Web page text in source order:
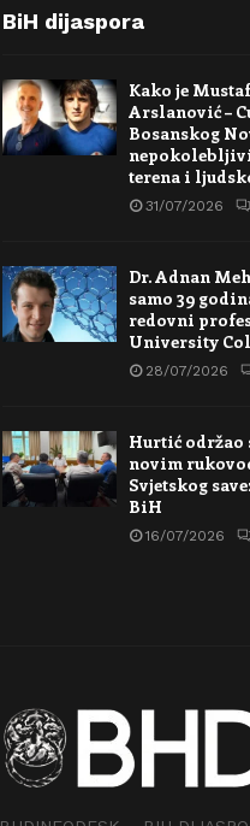
BiH dijaspora
Kako je
Arslanović –
Bosanskog
terena i
31/07/2026
Dr. Adnan
samo 39
redovni
University
28/07/2026
Hurtić održao
novim
Svjetskog
BiH
16/07/2026